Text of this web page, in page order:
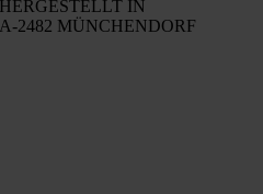
HERGESTELLT IN
A-2482 MÜNCHENDORF